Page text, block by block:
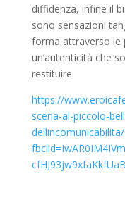
diffidenza, infine il
sono sensazioni
forma attraverso le
un’autenticità che
restituire.
https://
scena-al-piccolo-
dellincomunicabilita/